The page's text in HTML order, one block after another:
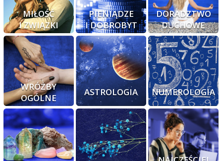
MIŁOŚĆ
I ZWIĄZKI
PIENIĄDZE
I DOBROBYT
DORADZTWO
DUCHOWE
WRÓŻBY
OGÓLNE
ASTROLOGIA NUMEROLOGIA